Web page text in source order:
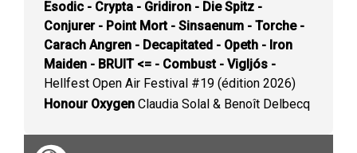
Esodic - Crypta - Gridiron - Die Spitz -
Conjurer - Point Mort - Sinsaenum - Torche -
Carach Angren - Decapitated - Opeth - Iron
Maiden - BRUIT <= - Combust - Vigljós -
Hellfest Open Air Festival #19 (édition 2026)
Honour Oxygen Claudia Solal & Benoît Delbecq